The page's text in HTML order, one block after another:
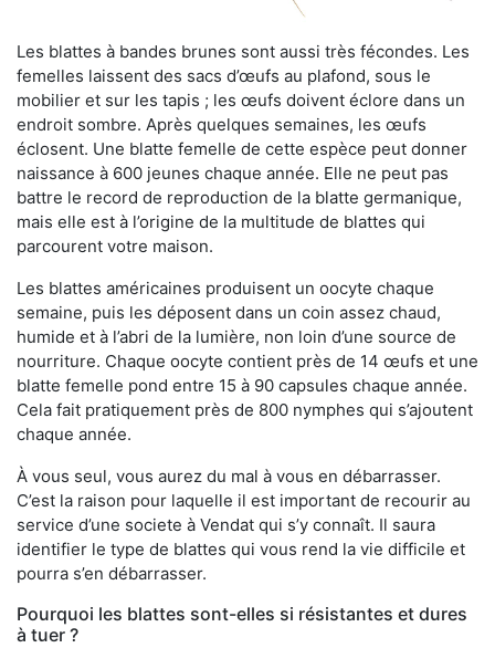
Les blattes à bandes brunes sont aussi très fécondes. Les
femelles laissent des sacs d’œufs au plafond, sous le
mobilier et sur les tapis ; les œufs doivent éclore dans un
endroit sombre. Après quelques semaines, les œufs
éclosent. Une blatte femelle de cette espèce peut donner
naissance à 600 jeunes chaque année. Elle ne peut pas
battre le record de reproduction de la blatte germanique,
mais elle est à l’origine de la multitude de blattes qui
parcourent votre maison.
Les blattes américaines produisent un oocyte chaque
semaine, puis les déposent dans un coin assez chaud,
humide et à l’abri de la lumière, non loin d’une source de
nourriture. Chaque oocyte contient près de 14 œufs et une
blatte femelle pond entre 15 à 90 capsules chaque année.
Cela fait pratiquement près de 800 nymphes qui s’ajoutent
chaque année.
À vous seul, vous aurez du mal à vous en débarrasser.
C’est la raison pour laquelle il est important de recourir au
service d’une societe à Vendat qui s’y connaît. Il saura
identifier le type de blattes qui vous rend la vie difficile et
pourra s’en débarrasser.
Pourquoi les blattes sont-elles si résistantes et dures
à tuer ?